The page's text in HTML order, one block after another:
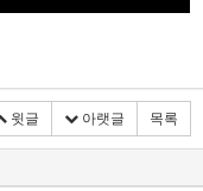
윗글 아랫글 목록